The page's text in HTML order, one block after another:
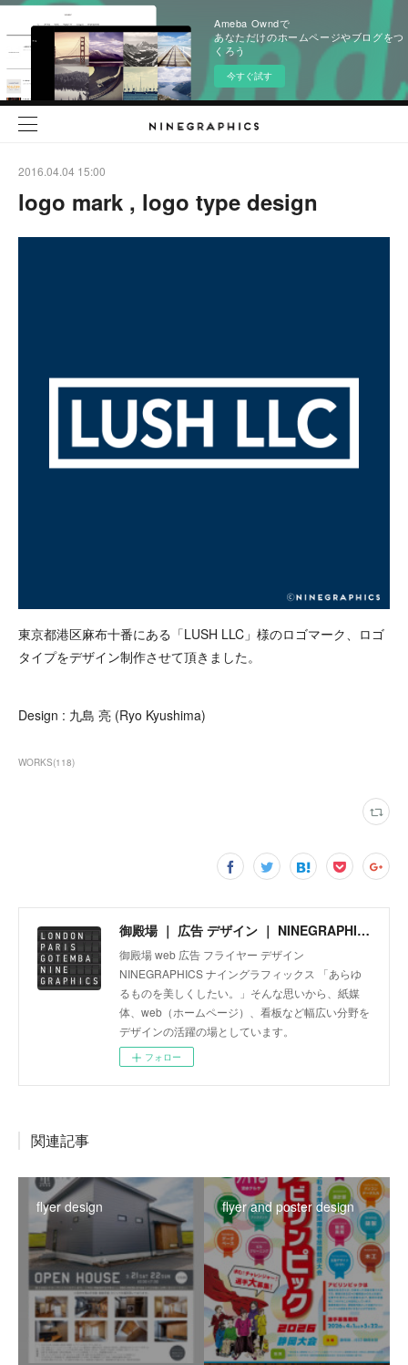
Ameba Owndで
あなただけのホームページやブログをつ
くろう
今すぐ試す
2016.04.04 15:00
logo mark , logo type design
東京都港区麻布十番にある「LUSH LLC」様のロゴマーク、ロゴ
タイプをデザイン制作させて頂きました。
Design : 九島 亮 (Ryo Kyushima)
WORKS(118)
御殿場 ｜ 広告 デザイン ｜ NINEGRAPHICS
御殿場 web 広告 フライヤー デザイン
NINEGRAPHICS ナイングラフィックス 「あらゆ
るものを美しくしたい。」そんな思いから、紙媒
体、web（ホームページ）、看板など幅広い分野を
デザインの活躍の場としています。
フォロー
関連記事
flyer design flyer and poster design